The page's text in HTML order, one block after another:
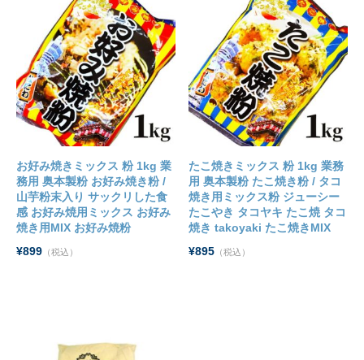
お好み焼きミックス 粉 1kg 業
務用 奥本製粉 お好み焼き粉 /
山芋粉末入り サックリした食
感 お好み焼用ミックス お好み
焼き用MIX お好み焼粉
¥899 （税込）
たこ焼きミックス 粉 1kg 業務
用 奥本製粉 たこ焼き粉 / タコ
焼き用ミックス粉 ジューシー
たこやき タコヤキ たこ焼 タコ
焼き takoyaki たこ焼きMIX
¥895（税込）